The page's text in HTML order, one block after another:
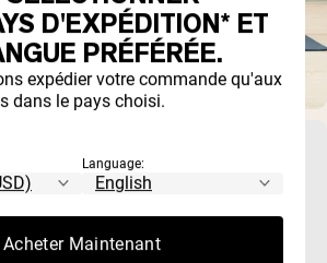
3-30 : Ce que la science dit
marche sur tapis roulant en
12-3-30 (12 %
D'EXPÉDITION* ET
PRÉFÉRÉE.
expédier votre commande qu'aux
dans le pays choisi.
Language:
Acheter Maintenant